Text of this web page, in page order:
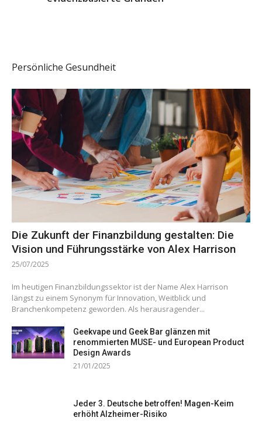
Persönliche Gesundheit
Die Zukunft der Finanzbildung gestalten: Die
Vision und Führungsstärke von Alex Harrison
25/07/2025
Im heutigen Finanzbildungssektor ist der Name Alex Harrison
längst zu einem Synonym für Innovation, Weitblick und
Branchenkompetenz geworden. Als herausragender...
Geekvape und Geek Bar glänzen mit
renommierten MUSE- und European Product
Design Awards
21/01/2025
Jeder 3. Deutsche betroffen! Magen-Keim
erhöht Alzheimer-Risiko